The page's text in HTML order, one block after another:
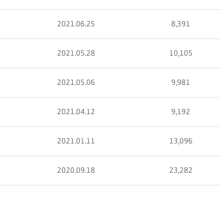
2021.06.25 8,391
2021.05.28 10,105
2021.05.06 9,981
2021.04.12 9,192
2021.01.11 13,096
2020.09.18 23,282